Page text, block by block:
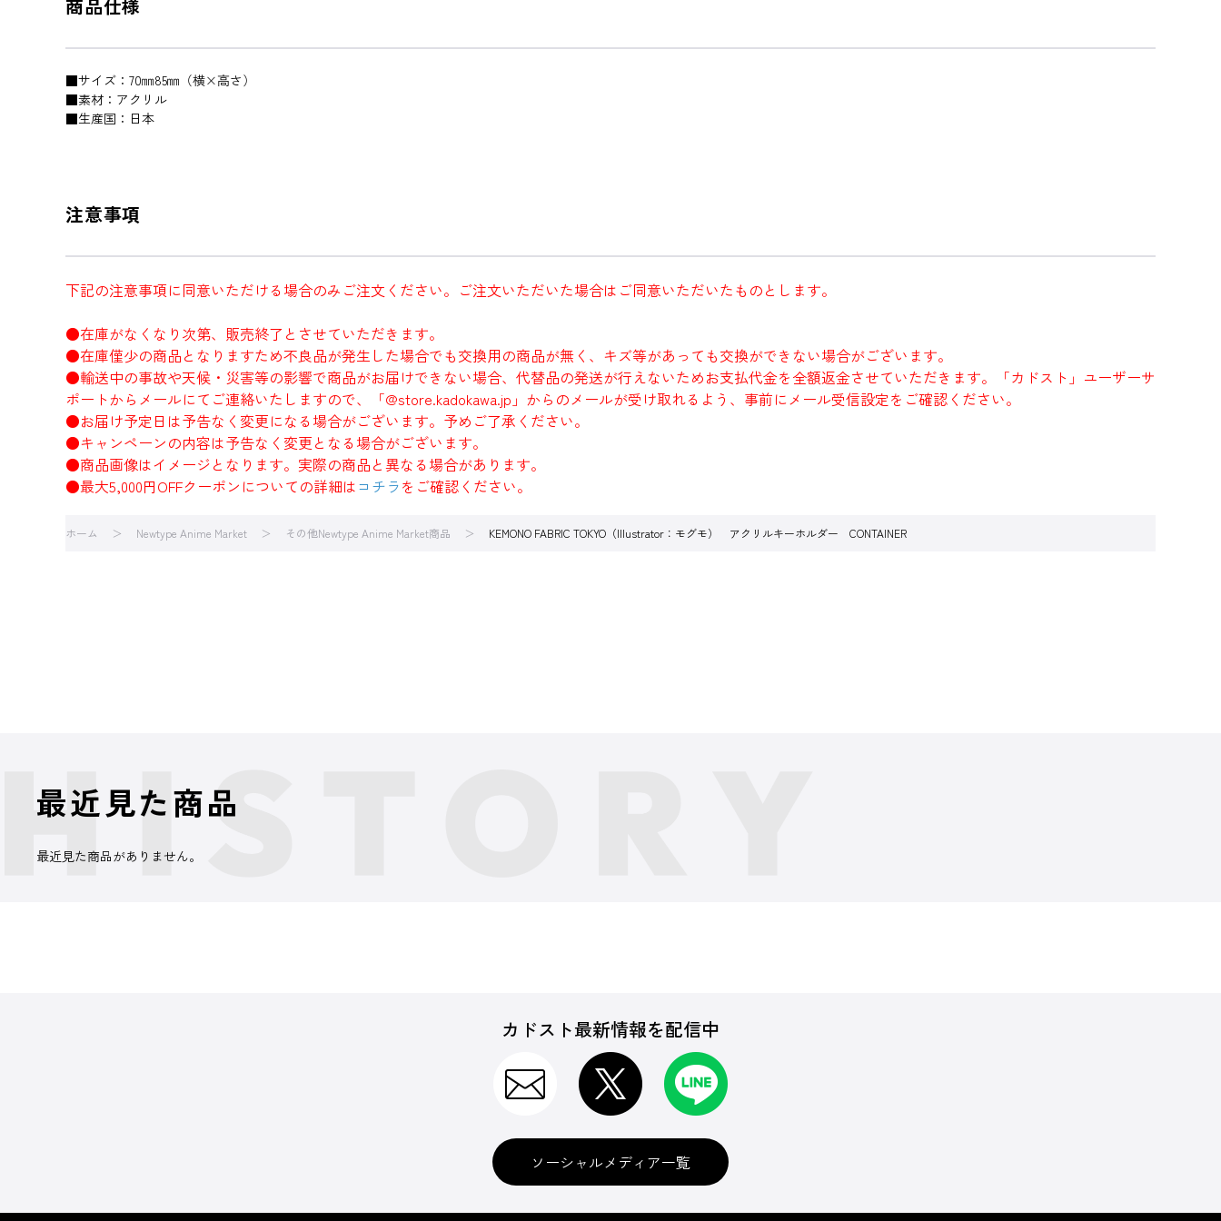
商品仕様
■サイズ：70㎜85㎜（横×高さ）
■素材：アクリル
■生産国：日本
注意事項
下記の注意事項に同意いただける場合のみご注文ください。ご注文いただいた場合はご同意いただいたものとします。
●在庫がなくなり次第、販売終了とさせていただきます。
●在庫僅少の商品となりますため不良品が発生した場合でも交換用の商品が無く、キズ等があっても交換ができない場合がございます。
●輸送中の事故や天候・災害等の影響で商品がお届けできない場合、代替品の発送が行えないためお支払代金を全額返金させていただきます。「カドスト」ユーザーサ
ポートからメールにてご連絡いたしますので、「@store.kadokawa.jp」からのメールが受け取れるよう、事前にメール受信設定をご確認ください。
●お届け予定日は予告なく変更になる場合がございます。予めご了承ください。
●キャンペーンの内容は予告なく変更となる場合がございます。
●商品画像はイメージとなります。実際の商品と異なる場合があります。
●最大5,000円OFFクーポンについての詳細はコチラをご確認ください。
ホーム Newtype Anime Market その他Newtype Anime Market商品 KEMONO FABRIC TOKYO（Illustrator：モグモ） アクリルキーホルダー CONTAINER
最近見た商品
最近見た商品がありません。
カドスト最新情報を配信中
ソーシャルメディア一覧